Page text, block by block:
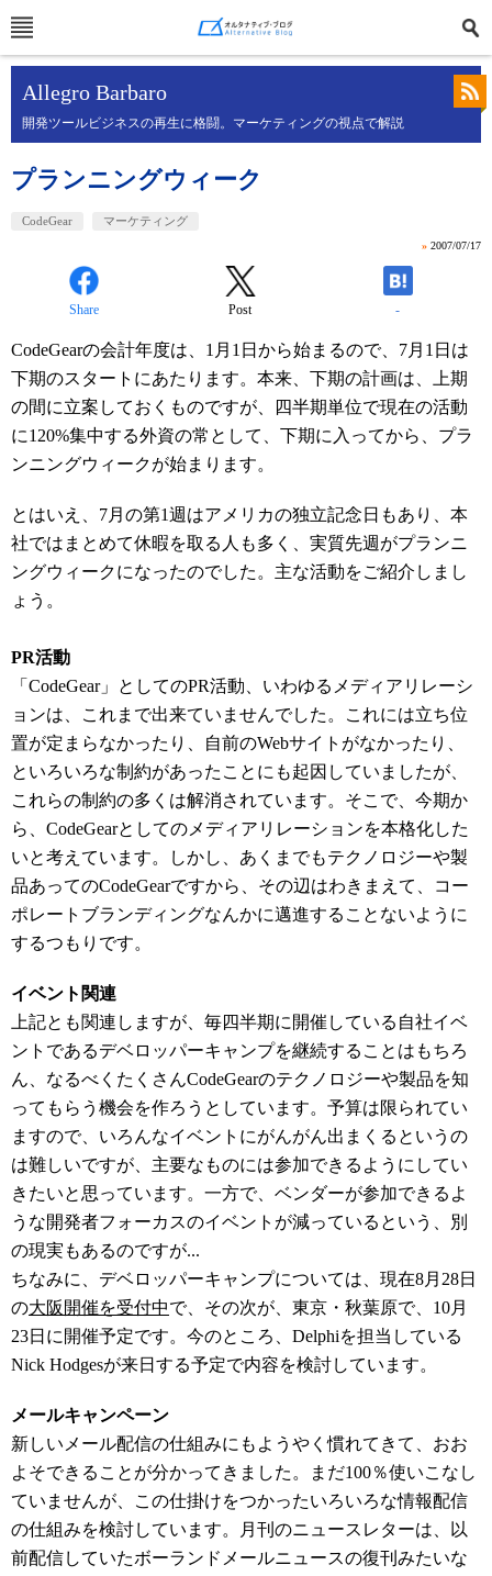
Allegro Barbaro
開発ツールビジネスの再生に格闘。マーケティングの視点で解説
プランニングウィーク
CodeGear マーケティング
» 2007/07/17
Share Post -
CodeGearの会計年度は、1月1日から始まるので、7月1日は
下期のスタートにあたります。本来、下期の計画は、上期
の間に立案しておくものですが、四半期単位で現在の活動
に120%集中する外資の常として、下期に入ってから、プラ
ンニングウィークが始まります。
とはいえ、7月の第1週はアメリカの独立記念日もあり、本
社ではまとめて休暇を取る人も多く、実質先週がプランニ
ングウィークになったのでした。主な活動をご紹介しまし
ょう。
PR活動
「CodeGear」としてのPR活動、いわゆるメディアリレーシ
ョンは、これまで出来ていませんでした。これには立ち位
置が定まらなかったり、自前のWebサイトがなかったり、
といろいろな制約があったことにも起因していましたが、
これらの制約の多くは解消されています。そこで、今期か
ら、CodeGearとしてのメディアリレーションを本格化した
いと考えています。しかし、あくまでもテクノロジーや製
品あってのCodeGearですから、その辺はわきまえて、コー
ポレートブランディングなんかに邁進することないように
するつもりです。
イベント関連
上記とも関連しますが、毎四半期に開催している自社イベ
ントであるデベロッパーキャンプを継続することはもちろ
ん、なるべくたくさんCodeGearのテクノロジーや製品を知
ってもらう機会を作ろうとしています。予算は限られてい
ますので、いろんなイベントにがんがん出まくるというの
は難しいですが、主要なものには参加できるようにしてい
きたいと思っています。一方で、ベンダーが参加できるよ
うな開発者フォーカスのイベントが減っているという、別
の現実もあるのですが...
ちなみに、デベロッパーキャンプについては、現在8月28日
の大阪開催を受付中で、その次が、東京・秋葉原で、10月
23日に開催予定です。今のところ、Delphiを担当している
Nick Hodgesが来日する予定で内容を検討しています。
メールキャンペーン
新しいメール配信の仕組みにもようやく慣れてきて、おお
よそできることが分かってきました。まだ100％使いこなし
ていませんが、この仕掛けをつかったいろいろな情報配信
の仕組みを検討しています。月刊のニュースレターは、以
前配信していたボーランドメールニュースの復刊みたいな